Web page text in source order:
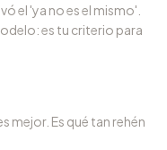
el 'ya no es el mismo'.
es tu criterio para
mejor. Es qué tan rehén